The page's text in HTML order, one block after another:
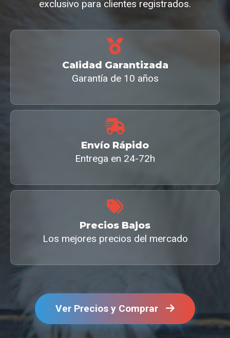
exclusivo para clientes registrados.
Calidad Garantizada
Garantía de 10 años
Envío Rápido
Entrega en 24-72h
Precios Bajos
Los mejores precios del mercado
Ver Precios y Comprar